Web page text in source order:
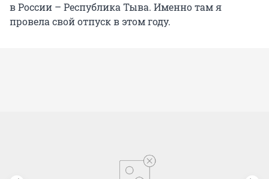
в России – Республика Тыва. Именно там я
провела свой отпуск в этом году.